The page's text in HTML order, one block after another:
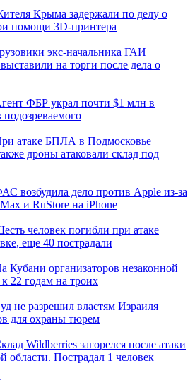
Крыма задержали по делу о
помощи 3D‑принтера
экс-начальника ГАИ
на торги после дела о
ФБР украл почти $1 млн в
атаке БПЛА в Подмосковье
дроны атаковали склад под
возбудила дело против Apple из-за
и RuStore на iPhone
человек погибли при атаке
еще 40 пострадали
Кубани организаторов незаконной
22 годам на троих
не разрешил властям Израиля
для охраны тюрем
Wildberries загорелся после атаки
области. Пострадал 1 человек